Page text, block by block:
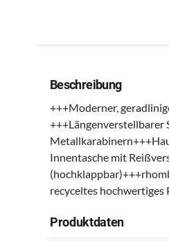
Beschreibung
+++Moderner,
Innentasche mit
recyceltes hochwertiges
Produktdaten